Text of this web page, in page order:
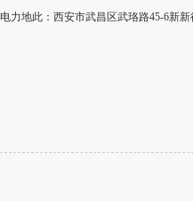
电力地此：西安市武昌区武珞路45-6新